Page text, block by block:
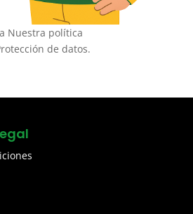
Nuestra política
de datos.